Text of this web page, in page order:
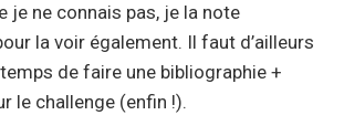
je ne connais pas, je la note
la voir également. Il faut d’ailleurs
de faire une bibliographie +
le challenge (enfin !).